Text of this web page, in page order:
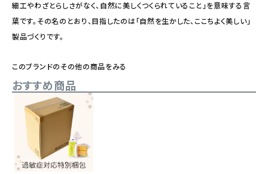
細工やわざとらしさがなく、自然に美しくつくられていること」を意味する言
葉です。その名のとおり、目指したのは「自然を生かした、ここちよく美しい」
製品づくりです。
このブランドのその他の商品をみる
おすすめ商品